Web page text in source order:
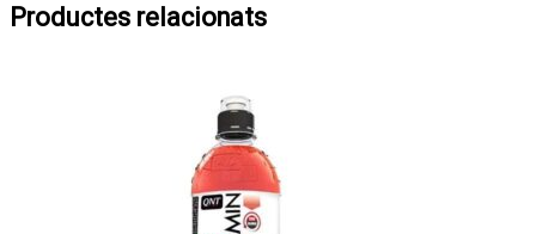
Productes relacionats